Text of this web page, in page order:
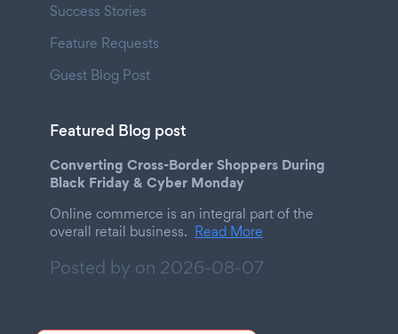
Success Stories
Feature Requests
Guest Blog Post
Featured Blog post
Converting Cross-Border Shoppers During
Black Friday & Cyber Monday
Online commerce is an integral part of the
overall retail business. Read More
Posted by on 2026-08-07